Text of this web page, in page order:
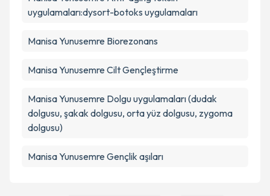
uygulamaları:dysort-botoks uygulamaları
Manisa Yunusemre Biorezonans
Manisa Yunusemre Cilt Gençleştirme
Manisa Yunusemre Dolgu uygulamaları (dudak
dolgusu, şakak dolgusu, orta yüz dolgusu, zygoma
dolgusu)
Manisa Yunusemre Gençlik aşıları